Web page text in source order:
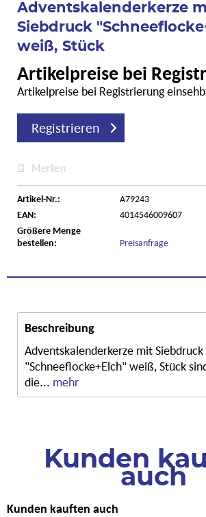
Adventskalenderkerze
Siebdruck
weiß, Stück
Artikelpreise bei
Artikelpreise bei Registrierung
Registrieren
Merken
Artikel-Nr.:
A79243
EAN:
4014546009607
Größere Menge
bestellen:
Preisanfrage
Beschreibung
Adventskalenderkerze mit Siebdruck
"Schneeflocke+Elch" weiß, Stück
die... mehr
Kunden
auch
Kunden kauften auch